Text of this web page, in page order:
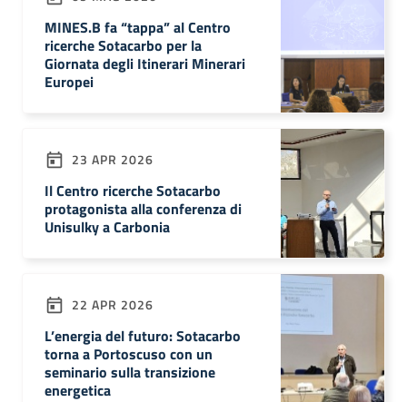
MINES.B fa “tappa” al Centro
ricerche Sotacarbo per la
Giornata degli Itinerari Minerari
Europei
23 APR 2026
Il Centro ricerche Sotacarbo
protagonista alla conferenza di
Unisulky a Carbonia
22 APR 2026
L’energia del futuro: Sotacarbo
torna a Portoscuso con un
seminario sulla transizione
energetica